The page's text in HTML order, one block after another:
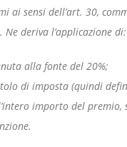
ai sensi dell’art. 30,
Ne deriva l’applicazione di:
alla fonte del 20%;
di imposta (quindi
importo del premio,